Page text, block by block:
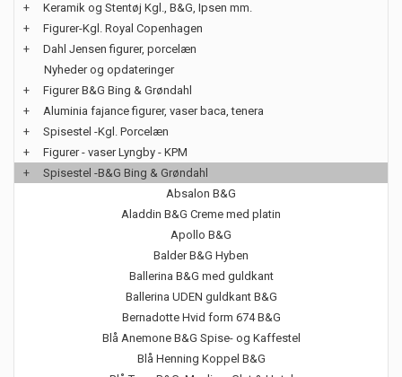
+
Keramik og Stentøj Kgl., B&G, Ipsen mm.
+
Figurer-Kgl. Royal Copenhagen
+
Dahl Jensen figurer, porcelæn
Nyheder og opdateringer
+
Figurer B&G Bing & Grøndahl
+
Aluminia fajance figurer, vaser baca, tenera
+
Spisestel -Kgl. Porcelæn
+
Figurer - vaser Lyngby - KPM
+
Spisestel -B&G Bing & Grøndahl
Absalon B&G
Aladdin B&G Creme med platin
Apollo B&G
Balder B&G Hyben
Ballerina B&G med guldkant
Ballerina UDEN guldkant B&G
Bernadotte Hvid form 674 B&G
Blå Anemone B&G Spise- og Kaffestel
Blå Henning Koppel B&G